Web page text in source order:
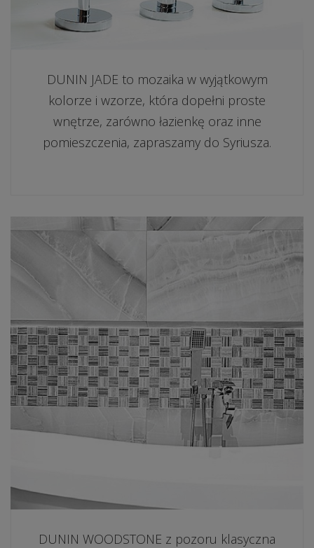
DUNIN JADE to mozaika w wyjątkowym
kolorze i wzorze, która dopełni proste
wnętrze, zarówno łazienkę oraz inne
pomieszczenia, zapraszamy do Syriusza.
DUNIN WOODSTONE z pozoru klasyczna